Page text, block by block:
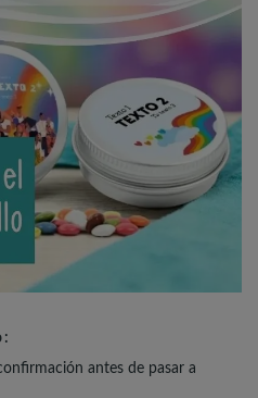
antes de pasar a